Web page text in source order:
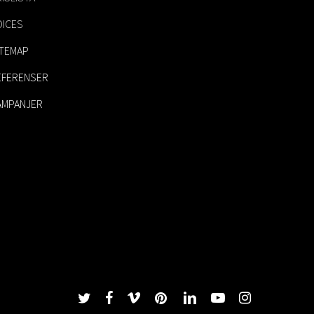
twitter facebookvimeo pinterest linkedin youtube instagram